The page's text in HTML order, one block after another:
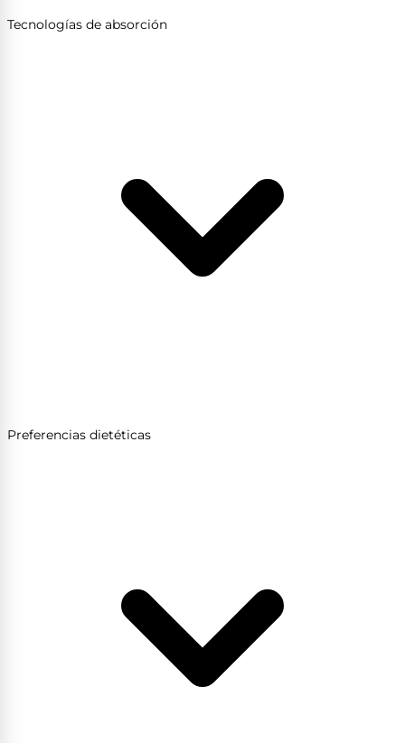
Tecnologías de absorción
Preferencias dietéticas